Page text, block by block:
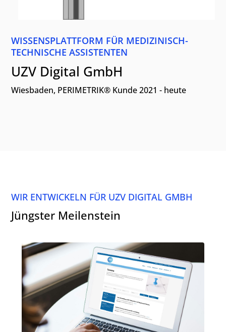
WISSENSPLATTFORM FÜR MEDIZINISCH-
TECHNISCHE ASSISTENTEN
UZV Digital GmbH
Wiesbaden, PERIMETRIK® Kunde 2021 - heute
WIR ENTWICKELN FÜR UZV DIGITAL GMBH
Jüngster Meilenstein